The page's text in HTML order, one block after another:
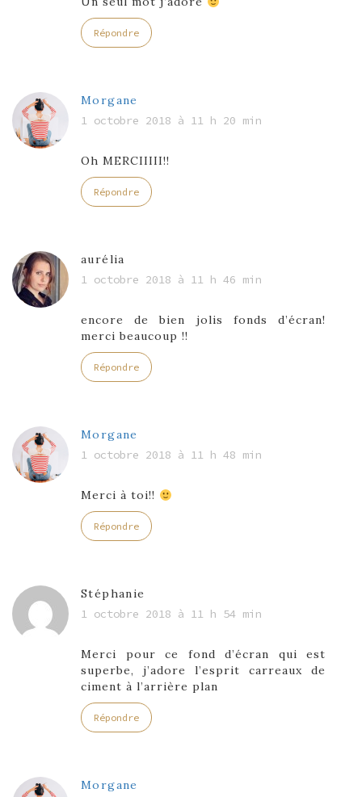
Répondre
Morgane
1 octobre 2018 à 11 h 20 min
Oh MERCIIIII!!
Répondre
aurélia
1 octobre 2018 à 11 h 46 min
encore de bien jolis fonds d’écran!
merci beaucoup !!
Répondre
Morgane
1 octobre 2018 à 11 h 48 min
Merci à toi!!
Répondre
Stéphanie
1 octobre 2018 à 11 h 54 min
Merci pour ce fond d’écran qui est
superbe, j’adore l’esprit carreaux de
ciment à l’arrière plan
Répondre
Morgane